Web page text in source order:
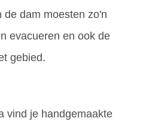
dam moesten zo'n
evacueren en ook de
gebied.
vind je handgemaakte